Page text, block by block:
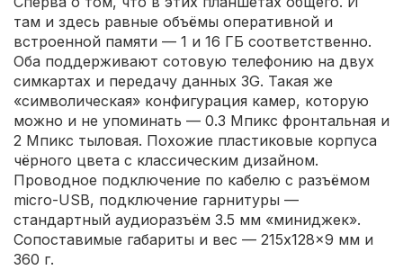
там и здесь равные объёмы оперативной и
встроенной памяти — 1 и 16 ГБ соответственно.
Оба поддерживают сотовую телефонию на двух
симкартах и передачу данных 3G. Такая же
«символическая» конфигурация камер, которую
можно и не упоминать — 0.3 Мпикс фронтальная и
2 Мпикс тыловая. Похожие пластиковые корпуса
чёрного цвета с классическим дизайном.
Проводное подключение по кабелю с разъёмом
micro-USB, подключение гарнитуры —
стандартный аудиоразъём 3.5 мм «миниджек».
Сопоставимые габариты и вес — 215x128x9 мм и
360 г.